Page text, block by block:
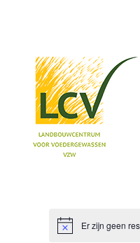
PUBLICATIES
BerichtEr zijn geen